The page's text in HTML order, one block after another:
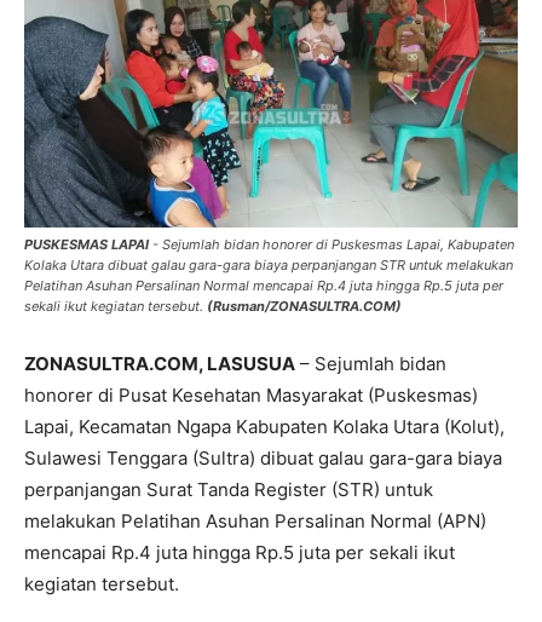
PUSKESMAS LAPAI - Sejumlah bidan honorer di Puskesmas Lapai, Kabupaten
Kolaka Utara dibuat galau gara-gara biaya perpanjangan STR untuk melakukan
Pelatihan Asuhan Persalinan Normal mencapai Rp.4 juta hingga Rp.5 juta per
sekali ikut kegiatan tersebut. (Rusman/ZONASULTRA.COM)
ZONASULTRA.COM, LASUSUA – Sejumlah bidan
honorer di Pusat Kesehatan Masyarakat (Puskesmas)
Lapai, Kecamatan Ngapa Kabupaten Kolaka Utara (Kolut),
Sulawesi Tenggara (Sultra) dibuat galau gara-gara biaya
perpanjangan Surat Tanda Register (STR) untuk
melakukan Pelatihan Asuhan Persalinan Normal (APN)
mencapai Rp.4 juta hingga Rp.5 juta per sekali ikut
kegiatan tersebut.